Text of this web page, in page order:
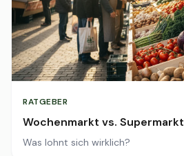
RATGEBER
Wochenmarkt vs. Supermarkt
Was lohnt sich wirklich?